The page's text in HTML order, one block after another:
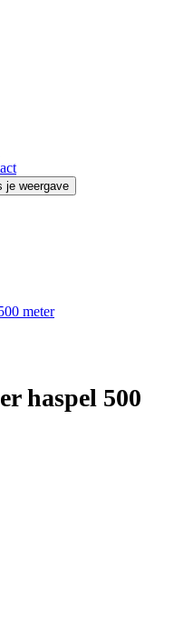
je weergave
meter
haspel 500